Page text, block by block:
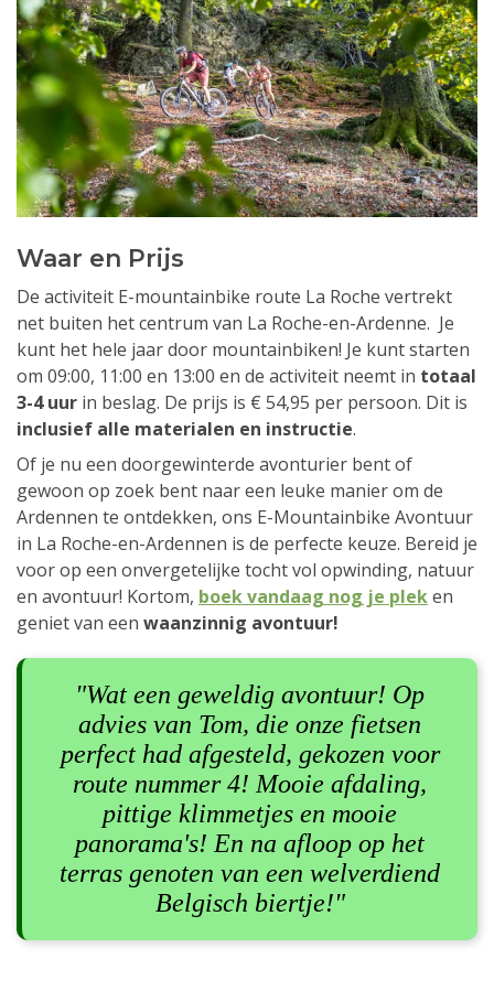
Waar en Prijs
De activiteit E-mountainbike route La Roche vertrekt
net buiten het centrum van La Roche-en-Ardenne. Je
kunt het hele jaar door mountainbiken! Je kunt starten
om 09:00, 11:00 en 13:00 en de activiteit neemt in totaal
3-4 uur in beslag. De prijs is € 54,95 per persoon. Dit is
inclusief alle materialen en instructie.
Of je nu een doorgewinterde avonturier bent of
gewoon op zoek bent naar een leuke manier om de
Ardennen te ontdekken, ons E-Mountainbike Avontuur
in La Roche-en-Ardennen is de perfecte keuze. Bereid je
voor op een onvergetelijke tocht vol opwinding, natuur
en avontuur! Kortom, boek vandaag nog je pleken
geniet van een waanzinnig avontuur!
"Wat een geweldig avontuur! Op
advies van Tom, die onze fietsen
perfect had afgesteld, gekozen voor
route nummer 4! Mooie afdaling,
pittige klimmetjes en mooie
panorama's! En na afloop op het
terras genoten van een welverdiend
Belgisch biertje!"